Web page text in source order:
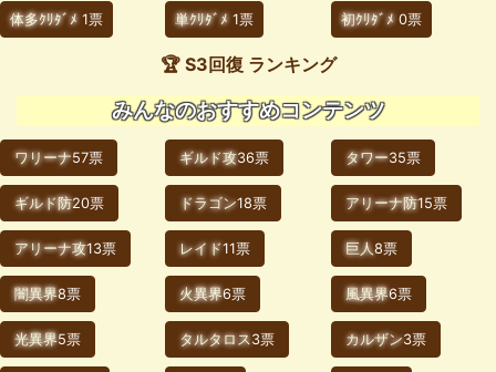
体多ｸﾘﾀﾞﾒ 1票 単ｸﾘﾀﾞﾒ 1票 初ｸﾘﾀﾞﾒ 0票
🏆 S3回復 ランキング
みんなのおすすめコンテンツ
ワリーナ57票 ギルド攻36票 タワー35票
ギルド防20票 ドラゴン18票 アリーナ防15票
アリーナ攻13票 レイド11票 巨人8票
闇異界8票 火異界6票 風異界6票
光異界5票 タルタロス3票 カルザン3票